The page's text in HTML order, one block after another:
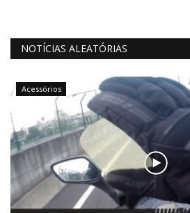
NOTÍCIAS ALEATÓRIAS
Acessórios